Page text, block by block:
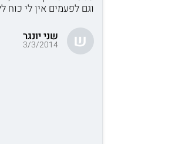
וגם לפעמים אין לי
ש שני יונגר
3/3/2014